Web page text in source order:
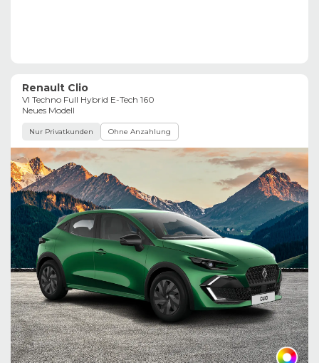
Renault Clio
VI Techno Full Hybrid E-Tech 160
Neues Modell
Nur Privatkunden Ohne Anzahlung